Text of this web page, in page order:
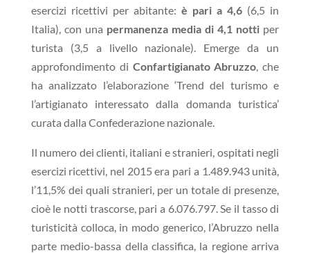
esercizi ricettivi per abitante: è pari a 4,6 (6,5 in
Italia), con una permanenza media di 4,1 notti per
turista (3,5 a livello nazionale). Emerge da un
approfondimento di Confartigianato Abruzzo, che
ha analizzato l’elaborazione ‘Trend del turismo e
l’artigianato interessato dalla domanda turistica’
curata dalla Confederazione nazionale.
Il numero dei clienti, italiani e stranieri, ospitati negli
esercizi ricettivi, nel 2015 era pari a 1.489.943 unità,
l’11,5% dei quali stranieri, per un totale di presenze,
cioè le notti trascorse, pari a 6.076.797. Se il tasso di
turisticità colloca, in modo generico, l’Abruzzo nella
parte medio-bassa della classifica, la regione arriva